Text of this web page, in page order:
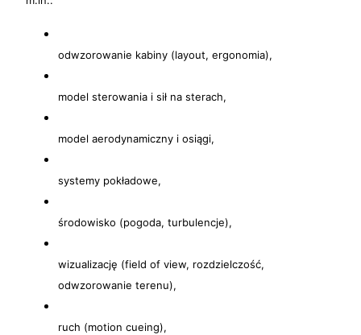
odwzorowanie kabiny (layout, ergonomia),
model sterowania i sił na sterach,
model aerodynamiczny i osiągi,
systemy pokładowe,
środowisko (pogoda, turbulencje),
wizualizację (field of view, rozdzielczość,
odwzorowanie terenu),
ruch (motion cueing),